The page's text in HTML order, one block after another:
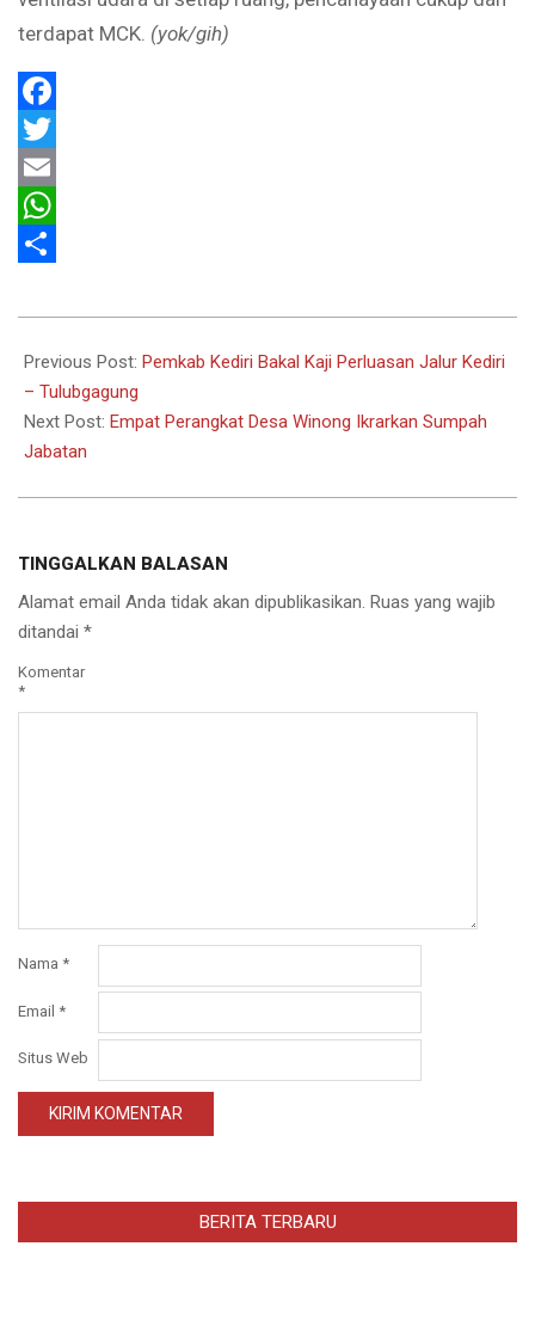
terdapat MCK. (yok/gih)
Facebook
Twitter
Email
WhatsApp
04-
22
Previous Post: Pemkab Kediri Bakal Kaji Perluasan Jalur Kediri
– Tulubgagung
Next Post: Empat Perangkat Desa Winong Ikrarkan Sumpah
Jabatan
TINGGALKAN BALASAN
Alamat email Anda tidak akan dipublikasikan. Ruas yang wajib
ditandai *
Komentar
*
Nama *
Email *
Situs Web
BERITA TERBARU